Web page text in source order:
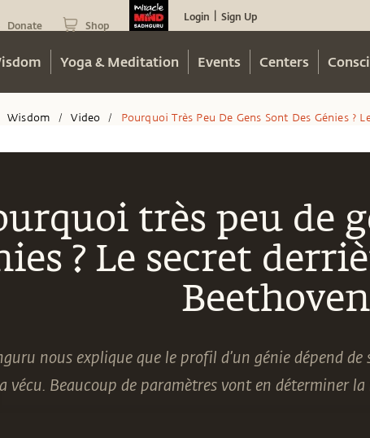
Donate Shop
Login Sign Up
Yoga & Meditation Events Centers
Wisdom / Video / Pourquoi Très Peu De Gens Sont Des Génies ?
très peu de
? Le secret
Beethoven
nous explique que le profil d’un génie dépend
a vécu. Beaucoup de paramètres vont en déterminer